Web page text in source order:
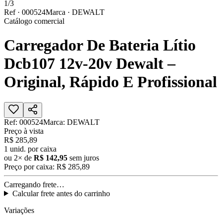
1/3
Ref · 000524Marca · DEWALT
Catálogo comercial
Carregador De Bateria Lítio
Dcb107 12v-20v Dewalt –
Original, Rápido E Profissional
Ref: 000524Marca: DEWALT
Preço à vista
R$ 285,89
1 unid. por caixa
ou 2× de R$ 142,95 sem juros
Preço por caixa: R$ 285,89
Carregando frete…
Calcular frete antes do carrinho
Variações